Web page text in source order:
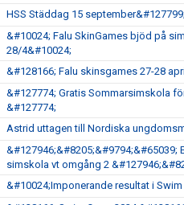
HSS Städdag 15
&#10024; Falu SkinGames bjöd på
28/4&#10024;
&#128166; Falu skinsgames 27-28
&#127774; Gratis Sommarsimskola
&#127774;
Astrid uttagen till Nordiska
&#127946;&#8205;&#9794;&#65039;
simskola vt omgång 2
&#10024;Imponerande resultat i